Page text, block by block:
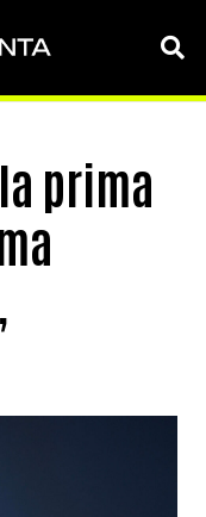
prima